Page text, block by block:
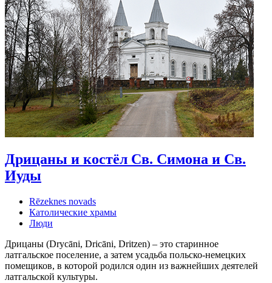
Дрицаны и костёл Св. Симона и Св.
Иуды
Rēzeknes novads
Католические храмы
Люди
Дрицаны (Drycāni, Dricāni, Dritzen) – это старинное
латгальское поселение, а затем усадьба польско-немецких
помещиков, в которой родился один из важнейших деятелей
латгальской культуры.